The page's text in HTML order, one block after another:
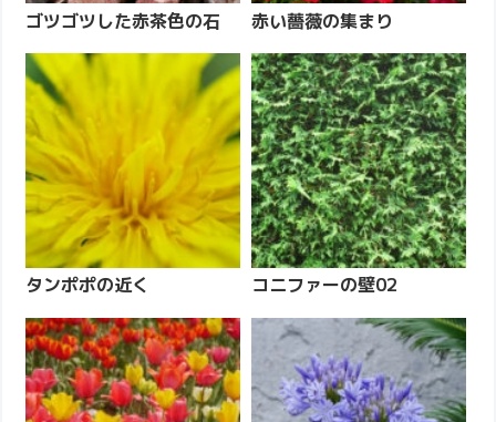
ゴツゴツした赤茶色の石 赤い薔薇の集まり
タンポポの近く コニファーの壁02